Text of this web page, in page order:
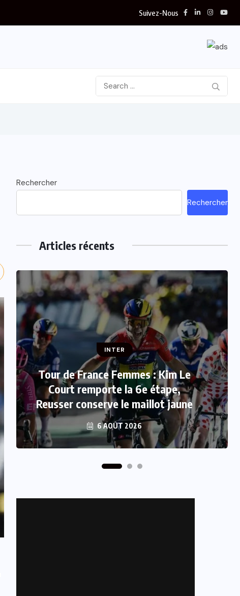
Suivez-Nous
Rechercher
Rechercher
Articles récents
INTER
Tour de France Femmes : Kim Le
Court remporte la 6e étape,
Reusser conserve le maillot jaune
6 AOÛT 2026
INTER
Mercato : Mohamed Salah rejoint
Trabzonspor
6 AOÛT 2026